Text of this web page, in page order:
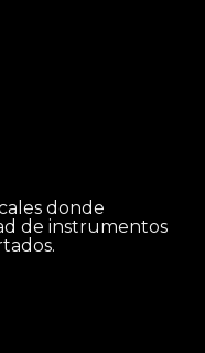
donde
de instrumentos